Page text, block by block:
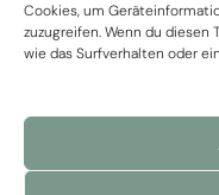
Cookies, um
zuzugreifen. Wenn du
wie das Surfverhalten oder
T. +43 664 84 15 350
M. praxis@dinnewitzer.at